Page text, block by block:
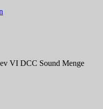
VI DCC Sound Menge